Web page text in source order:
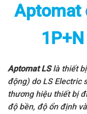
Aptomat
Aptomat LSlà thiết bị
động) do LS Electric
thương hiệu thiết bị
độ bền, độ ổn định